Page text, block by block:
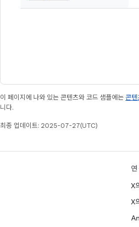
이 페이지에 나와 있는 콘텐츠와 코드 샘플에는 콘텐
니다.
최종 업데이트: 2025-07-27(UTC)
X
X